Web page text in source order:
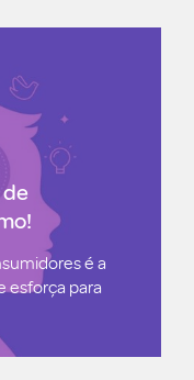
para B2B:
exemplo!
de dados para
presenciais e
sua primeira loja...